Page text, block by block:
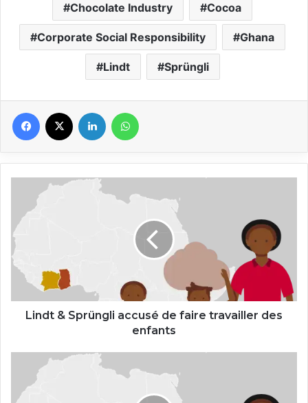
Chocolate Industry Cocoa
Corporate Social Responsibility Ghana
Lindt Sprüngli
Facebook Linkedin
Sprüngli
accusé
de
faire
travailler
enfants
Lindt & Sprüngli accusé de faire travailler des
enfants